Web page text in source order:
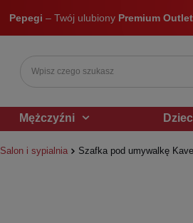
Pepegi – Twój ulubiony Premium
Mężczyźni
Salon i sypialnia Szafka pod umywalkę